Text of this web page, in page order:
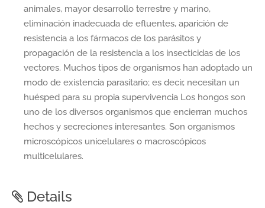
animales, mayor desarrollo terrestre y marino,
eliminación inadecuada de efluentes, aparición de
resistencia a los fármacos de los parásitos y
propagación de la resistencia a los insecticidas de los
vectores. Muchos tipos de organismos han adoptado un
modo de existencia parasitario; es decir, necesitan un
huésped para su propia supervivencia Los hongos son
uno de los diversos organismos que encierran muchos
hechos y secreciones interesantes. Son organismos
microscópicos unicelulares o macroscópicos
multicelulares.
Details